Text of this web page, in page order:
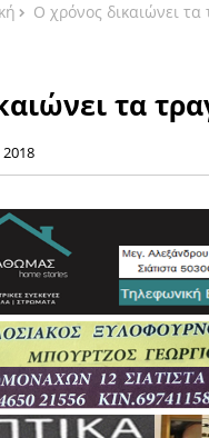
Ο χρόνος δικαιώνει
τα
2018